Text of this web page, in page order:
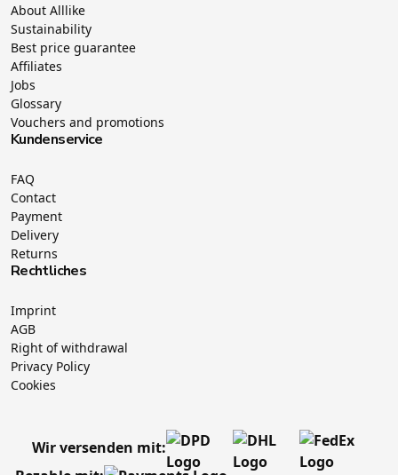
About Alllike
Sustainability
Best price guarantee
Affiliates
Jobs
Glossary
Vouchers and promotions
Kundenservice
FAQ
Contact
Payment
Delivery
Returns
Rechtliches
Imprint
AGB
Right of withdrawal
Privacy Policy
Cookies
Wir versenden mit: